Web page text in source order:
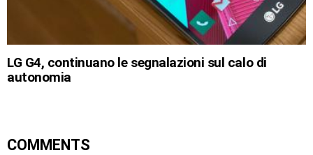
LG G4, continuano le segnalazioni sul calo di
autonomia
COMMENTS